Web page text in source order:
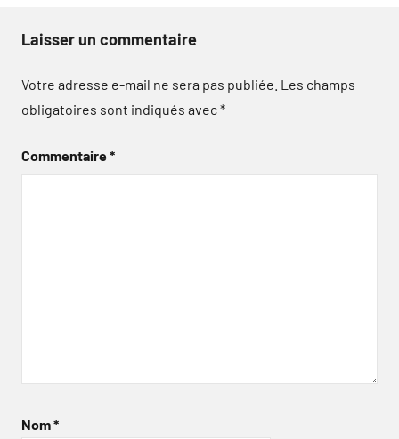
Laisser un commentaire
Votre adresse e-mail ne sera pas publiée. Les champs
obligatoires sont indiqués avec*
Commentaire*
Nom*